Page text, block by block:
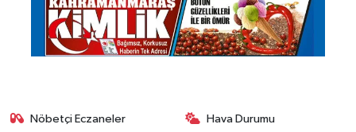
Nöbetçi Eczaneler Hava Durumu